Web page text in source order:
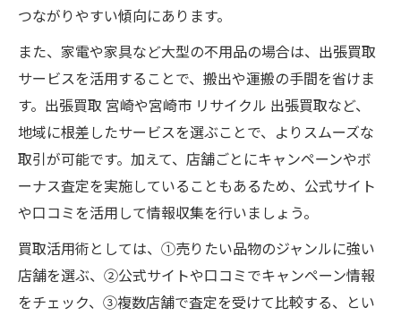
つながりやすい傾向にあります。
また、家電や家具など大型の不用品の場合は、出張買取
サービスを活用することで、搬出や運搬の手間を省けま
す。出張買取 宮崎や宮崎市 リサイクル 出張買取など、
地域に根差したサービスを選ぶことで、よりスムーズな
取引が可能です。加えて、店舗ごとにキャンペーンやボ
ーナス査定を実施していることもあるため、公式サイト
や口コミを活用して情報収集を行いましょう。
買取活用術としては、①売りたい品物のジャンルに強い
店舗を選ぶ、②公式サイトや口コミでキャンペーン情報
をチェック、③複数店舗で査定を受けて比較する、とい